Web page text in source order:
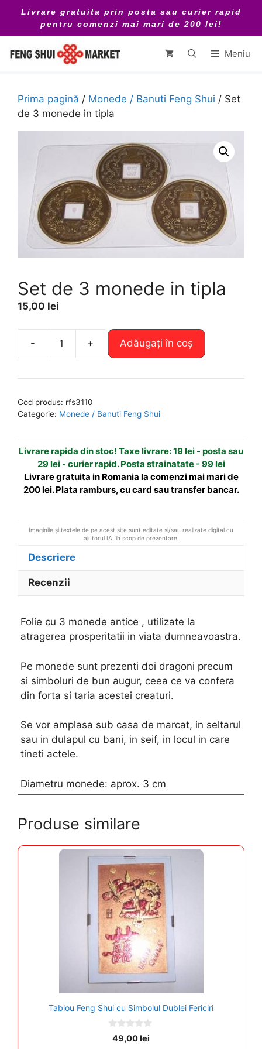
conținut
Livrare gratuita prin posta sau curier rapid
pentru comenzi mai mari de 200 lei!
Meniu
Prima pagină / Monede / Banuti Feng Shui / Set
de 3 monede in tipla
Set de 3 monede in tipla
15,00 lei
-
Cantitate
de
monede
tipla
+ Adăugați în coș
e
n
t
i
Cod produs: rfs3110
Categorie: Monede / Banuti Feng Shui
Livrare rapida din stoc! Taxe livrare: 19 lei - posta sau
29 lei - curier rapid. Posta strainatate - 99 lei
Livrare gratuita in Romania la comenzi mai mari de
200 lei. Plata ramburs, cu card sau transfer bancar.
Imaginile și textele de pe acest site sunt editate și/sau realizate digital cu
ajutorul IA, în scop de prezentare.
Descriere
Recenzii
Folie cu 3 monede antice , utilizate la
atragerea prosperitatii in viata dumneavoastra.
Pe monede sunt prezenti doi dragoni precum
si simboluri de bun augur, ceea ce va confera
din forta si taria acestei creaturi.
Se vor amplasa sub casa de marcat, in seltarul
sau in dulapul cu bani, in seif, in locul in care
tineti actele.
Diametru monede: aprox. 3 cm
Produse similare
Tablou Feng Shui cu Simbolul Dublei Fericiri
o49,00 lei